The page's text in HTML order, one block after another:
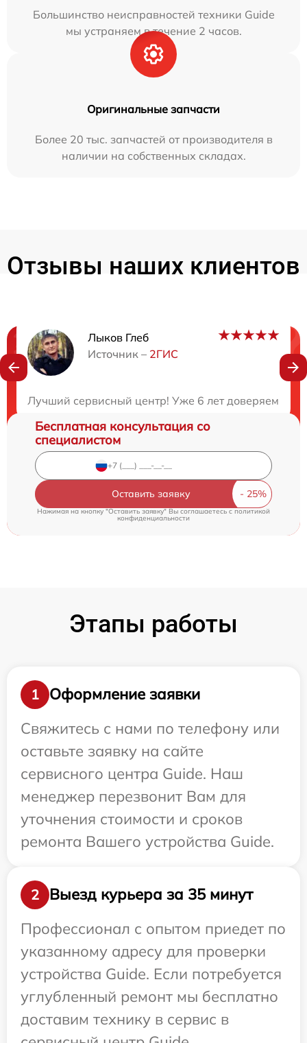
Большинство неисправностей техники Guide
мы устраняем в течение 2 часов.
Оригинальные запчасти
Более 20 тыс. запчастей от производителя в
наличии на собственных складах.
Отзывы наших клиентов
Лыков Глеб
Источник – 2ГИС
Лучший сервисный центр! Уже 6 лет доверяем им
Нужна консультация?
Бесплатная консультация со
специалистом
Оставить заявку
Нажимая на кнопку "Оставить заявку" Вы соглашаетесь cполитикой
конфиденциальности
Этапы работы
1
Оформление заявки
Свяжитесь с нами по телефону или
оставьте заявку на сайте
сервисного центра Guide. Наш
менеджер перезвонит Вам для
уточнения стоимости и сроков
ремонта Вашего устройства Guide.
2
Выезд курьера за 35 минут
Профессионал с опытом приедет по
указанному адресу для проверки
устройства Guide. Если потребуется
углубленный ремонт мы бесплатно
доставим технику в сервис в